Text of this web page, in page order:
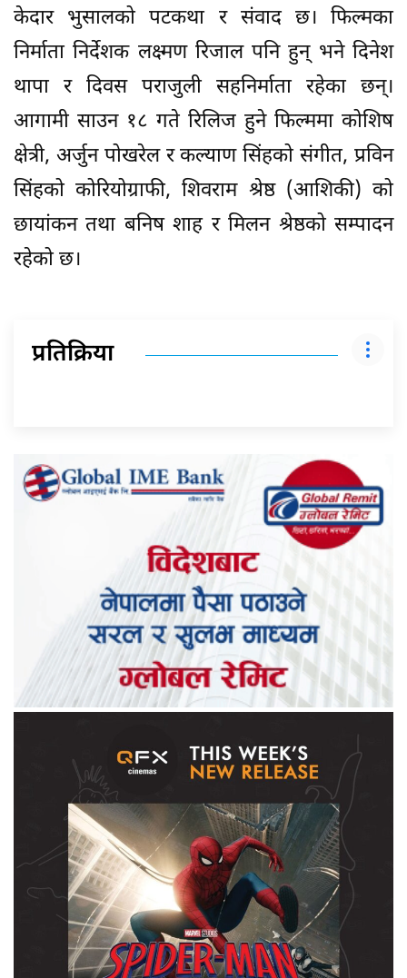
केदार भुसालको पटकथा र संवाद छ। फिल्मका
निर्माता निर्देशक लक्ष्मण रिजाल पनि हुन् भने दिनेश
थापा र दिवस पराजुली सहनिर्माता रहेका छन्।
आगामी साउन १८ गते रिलिज हुने फिल्ममा कोशिष
क्षेत्री, अर्जुन पोखरेल र कल्याण सिंहको संगीत, प्रविन
सिंहको कोरियोग्राफी, शिवराम श्रेष्ठ (आशिकी) को
छायांकन तथा बनिष शाह र मिलन श्रेष्ठको सम्पादन
रहेको छ।
प्रतिक्रिया